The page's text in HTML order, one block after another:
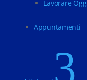
Lavorare
Appuntamenti
3